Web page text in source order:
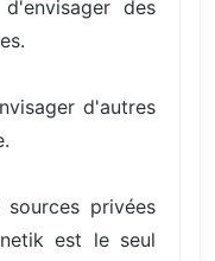
des
d'autres
privées
est le seul